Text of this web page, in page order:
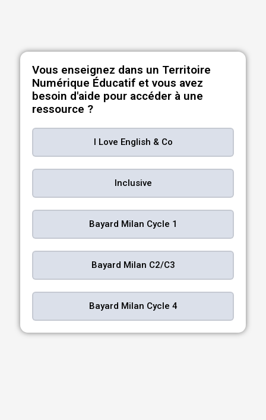
Vous enseignez dans un Territoire
Numérique Éducatif et vous avez
besoin d'aide pour accéder à une
ressource ?
I Love English & Co
Inclusive
Bayard Milan Cycle 1
Bayard Milan C2/C3
Bayard Milan Cycle 4